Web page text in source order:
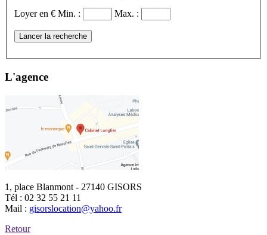
Loyer en € Min. : Max. :
Lancer la recherche
L'agence
1, place Blanmont - 27140 GISORS
Tél : 02 32 55 21 11
Mail : gisorslocation@yahoo.fr
Retour